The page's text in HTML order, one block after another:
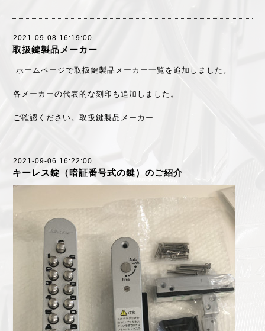
2021-09-08 16:19:00
取扱鍵製品メーカー
ホームページで取扱鍵製品メーカー一覧を追加しました。
各メーカーの代表的な刻印も追加しました。
ご確認ください。 取扱鍵製品メーカー
2021-09-06 16:22:00
キーレス錠（暗証番号式の鍵）のご紹介